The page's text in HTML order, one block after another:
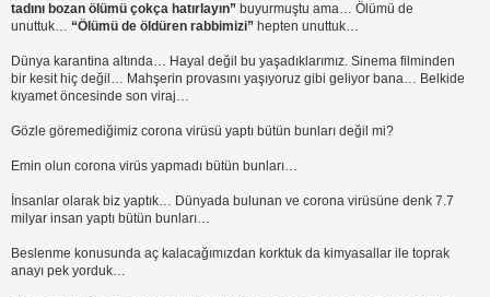
tadını bozan ölümü çokça hatırlayın” buyurmuştu ama… Ölümü de
unuttuk… “Ölümü de öldüren rabbimizi” hepten unuttuk…
Dünya karantina altında… Hayal değil bu yaşadıklarımız. Sinema filminden
bir kesit hiç değil… Mahşerin provasını yaşıyoruz gibi geliyor bana… Belkide
kıyamet öncesinde son viraj…
Gözle göremediğimiz corona virüsü yaptı bütün bunları değil mi?
Emin olun corona virüs yapmadı bütün bunları…
İnsanlar olarak biz yaptık… Dünyada bulunan ve corona virüsüne denk 7.7
milyar insan yaptı bütün bunları…
Beslenme konusunda aç kalacağımızdan korktuk da kimyasallar ile toprak
anayı pek yorduk…